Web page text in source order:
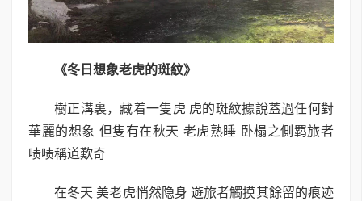
《冬日想象老虎的斑紋》
樹正溝裏，藏着一隻虎 虎的斑紋據說蓋過任何對
華麗的想象 但隻有在秋天 老虎熟睡 卧榻之側羁旅者
啧啧稱道歎奇
在冬天 美老虎悄然隐身 遊旅者觸摸其餘留的痕迹